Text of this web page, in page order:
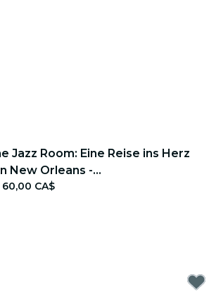
Jazz Room: Eine Reise ins Herz
New Orleans -
60,00 CA$